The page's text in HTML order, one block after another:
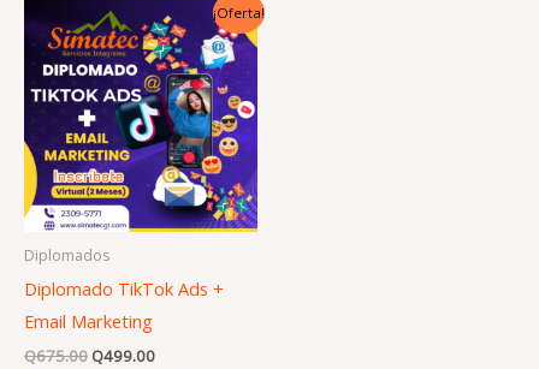
¡Oferta!
Diplomados
Diplomado TikTok Ads +
Email Marketing
Q675.00
precio
original
era:
Q675.00.
Q499.00
precio
actual
es:
Q499.00.